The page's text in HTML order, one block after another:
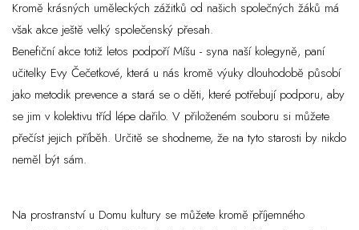
Kromě krásných uměleckých zážitků od našich společných žáků má
však akce ještě velký společenský přesah.
Benefiční akce totiž letos podpoří Míšu - syna naší kolegyně, paní
učitelky Evy Čečetkové, která u nás kromě výuky dlouhodobě působí
jako metodik prevence a stará se o děti, které potřebují podporu, aby
se jim v kolektivu tříd lépe dařilo. V přiloženém souboru si můžete
přečíst jejich příběh. Určitě se shodneme, že na tyto starosti by nikdo
neměl být sám.
Na prostranství u Domu kultury se můžete kromě příjemného